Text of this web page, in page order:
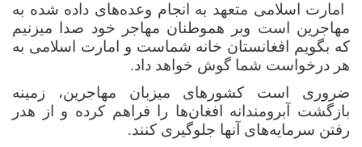
امارت اسلامی متعهد به انجام وعده‌های داده شده به
مهاجرین است وبر هموطنان مهاجر خود صدا میزنیم
که بگویم افغانستان خانه شماست و امارت اسلامی به
هر درخواست شما گوش خواهد داد.
ضروری است کشورهای میزبان مهاجرین، زمینه
بازگشت آبرومندانه افغان‌ها را فراهم کرده و از هدر
رفتن سرمایه‌های آنها جلوگیری کنند.